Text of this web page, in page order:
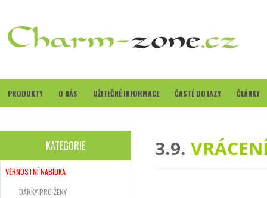
PRODUKTY O NÁS UŽITEČNÉ INFORMACE ČASTÉ DOTAZY ČLÁNKY
KATEGORIE
VĚRNOSTNÍ NABÍDKA
DÁRKY PRO ŽENY
3.9.